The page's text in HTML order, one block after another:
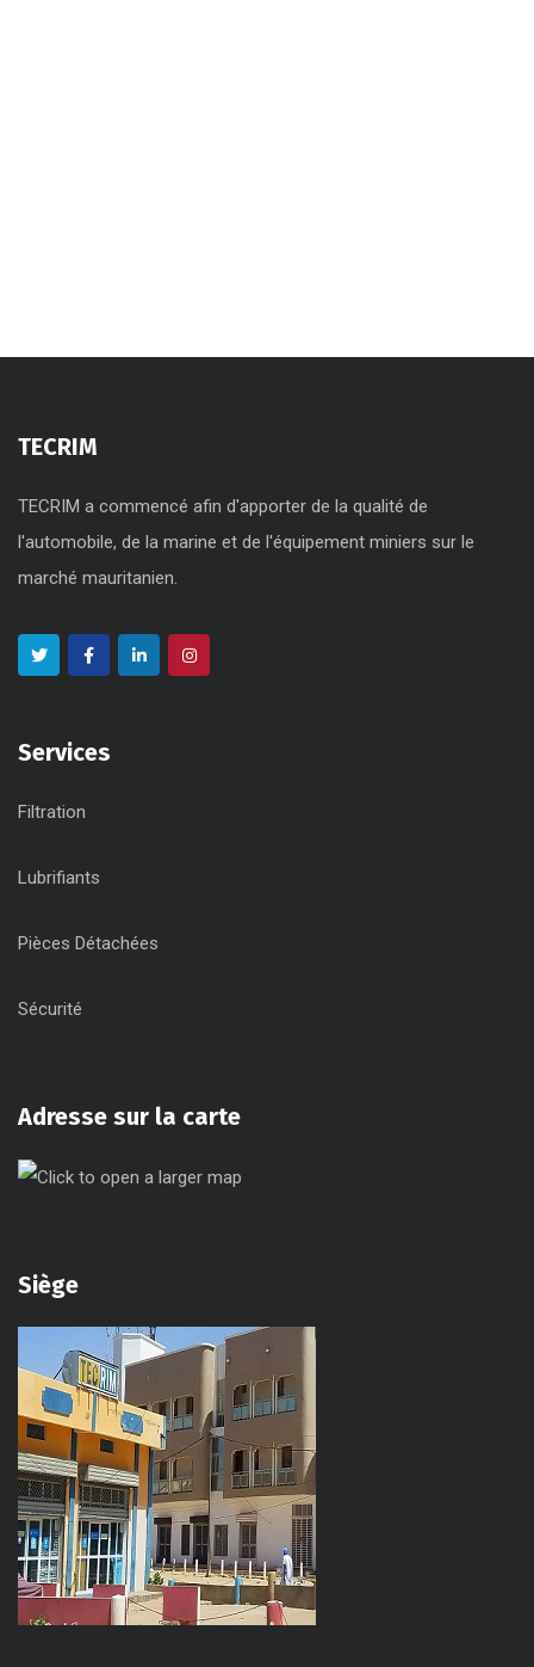
TECRIM
TECRIM a commencé afin d'apporter de la qualité de
l'automobile, de la marine et de l'équipement miniers sur le
marché mauritanien.
Services
Filtration
Lubrifiants
Pièces Détachées
Sécurité
Adresse sur la carte
Siège